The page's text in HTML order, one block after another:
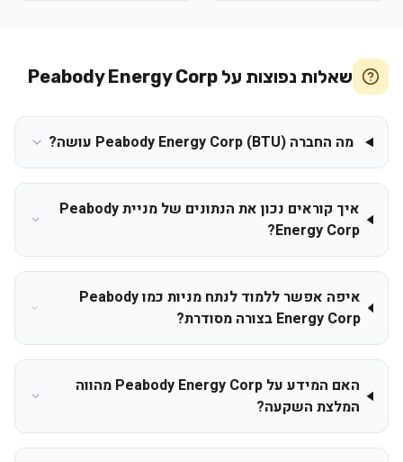
שאלות נפוצות על Peabody Energy Corp
מה החברה Peabody Energy Corp (BTU) עושה?
איך קוראים נכון את הנתונים של מניית Peabody
Energy Corp?
איפה אפשר ללמוד לנתח מניות כמו Peabody
Energy Corp בצורה מסודרת?
האם המידע על Peabody Energy Corp מהווה
המלצת השקעה?